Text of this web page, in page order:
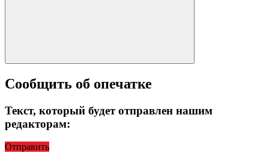
Сообщить об опечатке
Текст, который будет отправлен нашим
редакторам:
Отправить